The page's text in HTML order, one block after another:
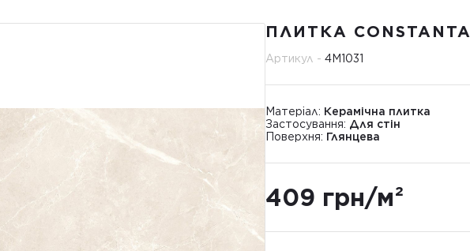
ПЛИТКА
Артикул -4М1031
Матеріал: Керамічна плитка
Застосування: Для стін
Поверхня: Глянцева
409 грн/м²